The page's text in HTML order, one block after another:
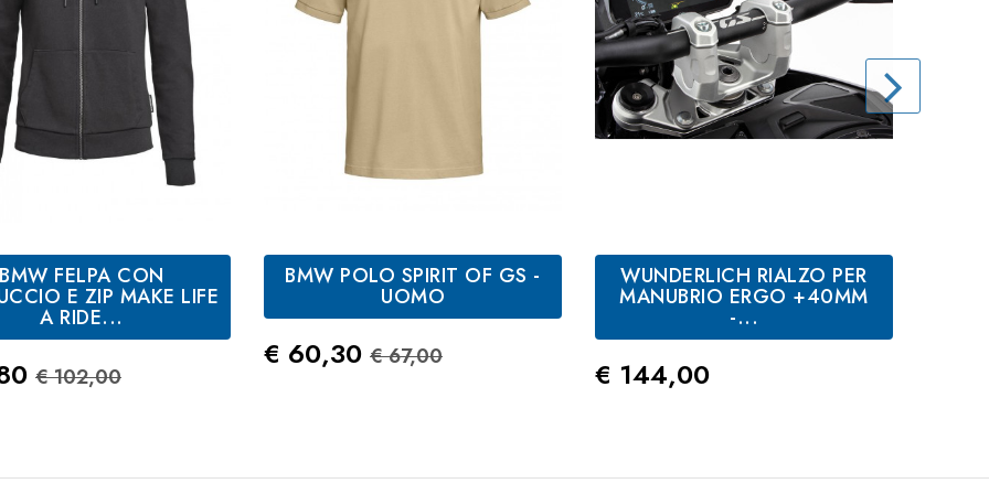
Nero
BMW FELPA CON
E ZIP MAKE LIFE
A RIDE...
Prezzo Standard
€ 102,00
Sabbia
BMW POLO SPIRIT OF GS -
UOMO
Prezzo
€ 60,30 Prezzo Standard
€ 67,00
WUNDERLICH RIALZO PER
MANUBRIO ERGO +40MM
-...
Prezzo
€ 144,00